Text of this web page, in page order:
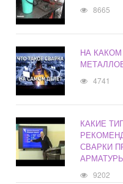
8665
НА
4741
КАКИЕ
СВАРКИ
9202